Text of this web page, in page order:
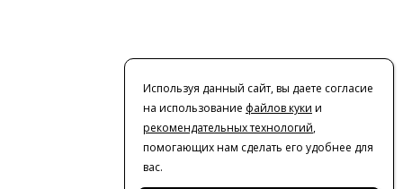
Используя данный сайт, вы даете согласие
на использование файлов куки и
рекомендательных технологий,
помогающих нам сделать его удобнее для
вас.